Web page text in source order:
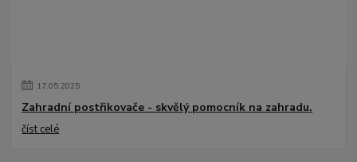
17.05.2025
Zahradní postřikovače - skvělý pomocník na zahradu.
číst celé